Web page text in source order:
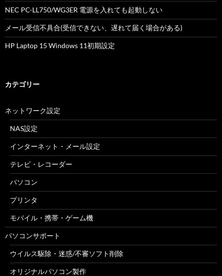
NEC PC-LL750/WG3ER 電源を入れても起動しない
メール受信不具合(受信できない、遅れて届く場合がある)
HP Laptop 15 Windows 11初期設定
カテゴリー
ネットワーク設定
NAS設定
インターネット・メール設定
テレビ・レコーダー
パソコン
プリンタ
モバイル・携帯・ゲーム機
パソコンサポート
ウイルス駆除・迷惑/不審ソフト削除
オリジナルパソコン製作